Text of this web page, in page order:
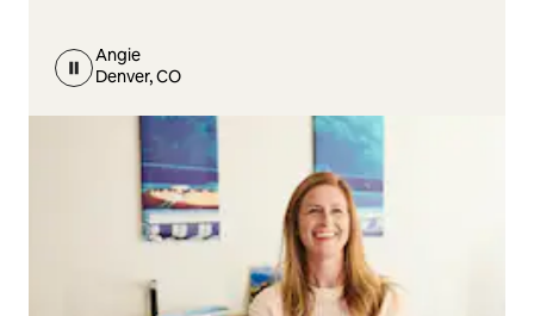
Angie
Denver, CO